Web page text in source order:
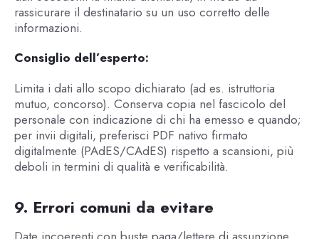
rassicurare il destinatario su un uso corretto delle
informazioni.
Consiglio dell’esperto:
Limita i dati allo scopo dichiarato (ad es. istruttoria
mutuo, concorso). Conserva copia nel fascicolo del
personale con indicazione di chi ha emesso e quando;
per invii digitali, preferisci PDF nativo firmato
digitalmente (PAdES/CAdES) rispetto a scansioni, più
deboli in termini di qualità e verificabilità.
9. Errori comuni da evitare